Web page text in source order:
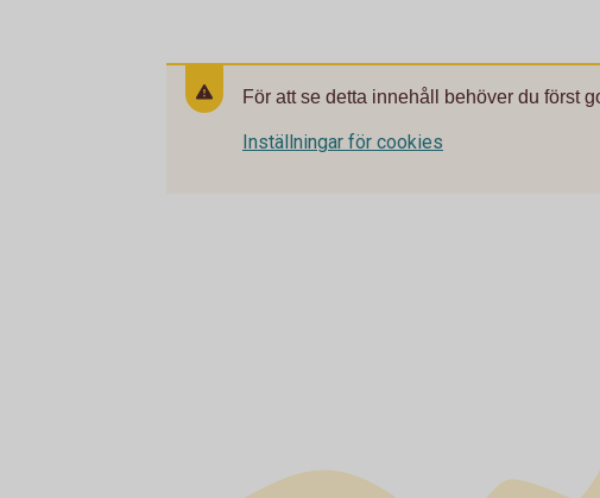
För att se detta innehåll behöver du först
Inställningar för cookies